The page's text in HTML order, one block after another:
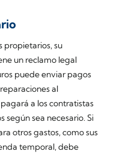
propietarios, su
un reclamo legal
puede enviar pagos
al
a los contratistas
sea necesario. Si
otros gastos, como sus
temporal, debe